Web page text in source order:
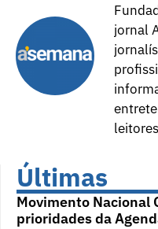
jornal
Últimas
Movimento Nacional
prioridades da